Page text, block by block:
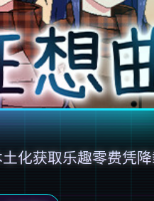
化获取乐趣零费凭